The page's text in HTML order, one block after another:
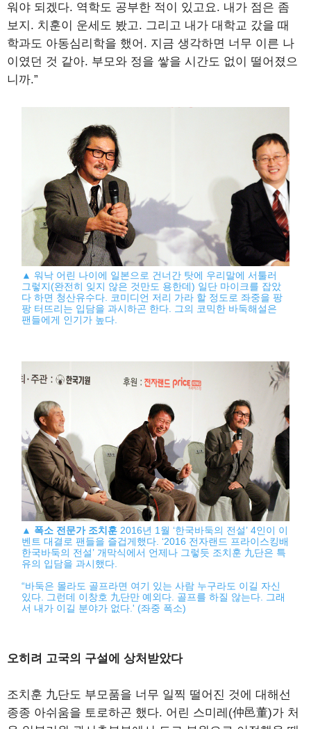
워야 되겠다. 역학도 공부한 적이 있고요. 내가 점은 좀
보지. 치훈이 운세도 봤고. 그리고 내가 대학교 갔을 때
학과도 아동심리학을 했어. 지금 생각하면 너무 이른 나
이였던 것 같아. 부모와 정을 쌓을 시간도 없이 떨어졌으
니까.”
▲ 워낙 어린 나이에 일본으로 건너간 탓에 우리말에 서툴러
그렇지(완전히 잊지 않은 것만도 용한데) 일단 마이크를 잡았
다 하면 청산유수다. 코미디언 저리 가라 할 정도로 좌중을 팡
팡 터뜨리는 입담을 과시하곤 한다. 그의 코믹한 바둑해설은
팬들에게 인기가 높다.
▲ 폭소 전문가 조치훈 2016년 1월 ‘한국바둑의 전설’ 4인이 이
벤트 대결로 팬들을 즐겁게했다. ‘2016 전자랜드 프라이스킹배
한국바둑의 전설’ 개막식에서 언제나 그렇듯 조치훈 九단은 특
유의 입담을 과시했다.
“바둑은 몰라도 골프라면 여기 있는 사람 누구라도 이길 자신
있다. 그런데 이창호 九단만 예외다. 골프를 하질 않는다. 그래
서 내가 이길 분야가 없다.' (좌중 폭소)
오히려 고국의 구설에 상처받았다
조치훈 九단도 부모품을 너무 일찍 떨어진 것에 대해선
종종 아쉬움을 토로하곤 했다. 어린 스미레(仲邑董)가 처